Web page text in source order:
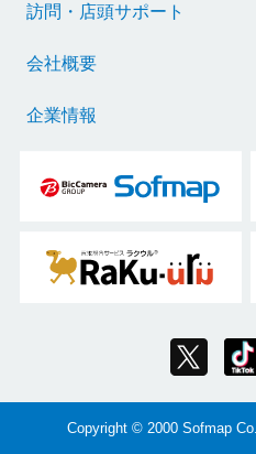
訪問・店頭サポート
会社概要
企業情報
Copyright © 2000 Sofmap